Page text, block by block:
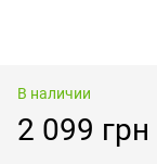
В наличии
2 099 грн